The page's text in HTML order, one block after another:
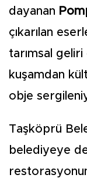
dayanan
çıkarılan
tarımsal
kuşamdan
obje
Taşköprü
belediyeye